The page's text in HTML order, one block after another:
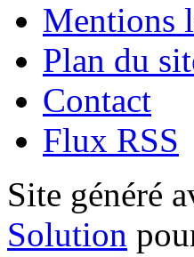
Mentions
Plan du
Contact
Flux RSS
Site généré
Solution